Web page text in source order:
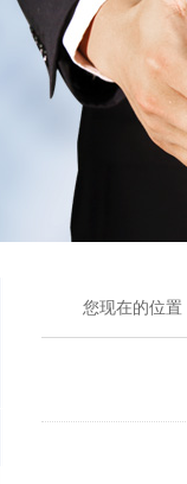
您现在的位置